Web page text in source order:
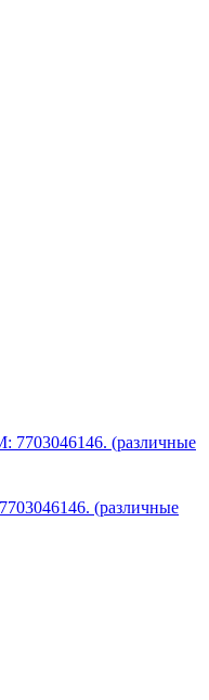
(различные